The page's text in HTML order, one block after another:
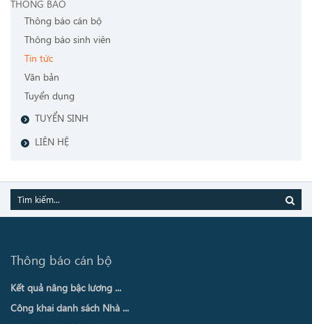
THÔNG BÁO
Thông báo cán bộ
Thông báo sinh viên
Tin tức
Văn bản
Tuyển dụng
TUYỂN SINH
LIÊN HỆ
Thông báo cán bộ
Kết quả nâng bậc lương ...
Công khai danh sách Nhà ...